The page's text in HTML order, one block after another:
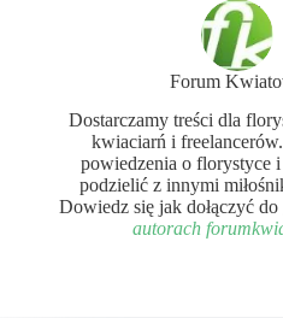
Forum
Dostarczamy treści dla
kwiaciarń i
powiedzenia o florystyce i
podzielić z innymi
Dowiedz się jak dołączyć
autorach